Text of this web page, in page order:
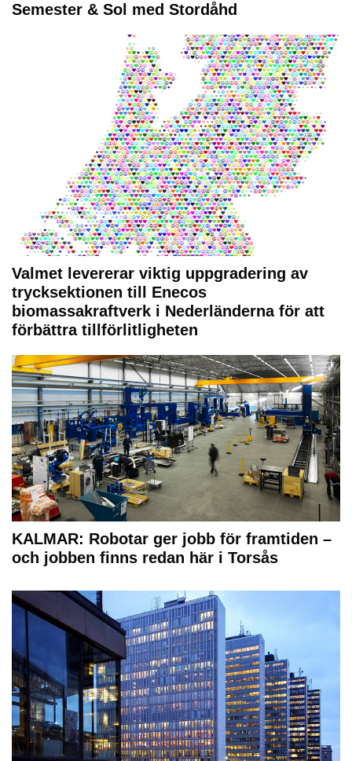
Semester & Sol med Stordåhd
Valmet levererar viktig uppgradering av
trycksektionen till Enecos
biomassakraftverk i Nederländerna för att
förbättra tillförlitligheten
KALMAR: Robotar ger jobb för framtiden –
och jobben finns redan här i Torsås